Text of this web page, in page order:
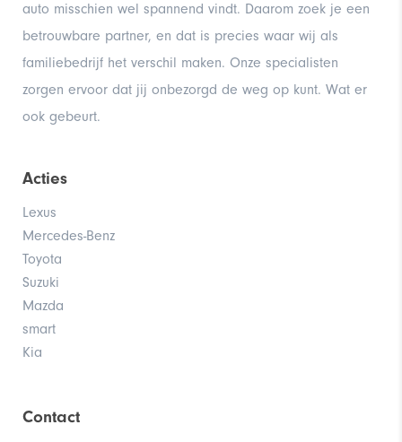
auto misschien wel spannend vindt. Daarom zoek je een
betrouwbare partner, en dat is precies waar wij als
familiebedrijf het verschil maken. Onze specialisten
zorgen ervoor dat jij onbezorgd de weg op kunt. Wat er
ook gebeurt.
Acties
Lexus
Mercedes-Benz
Toyota
Suzuki
Mazda
smart
Kia
Contact